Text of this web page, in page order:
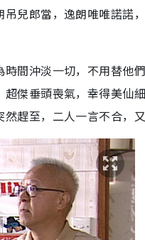
兒郎當，逸朗唯唯諾諾
間沖淡一切，不用替他
傑垂頭喪氣，幸得美仙
趕至，二人一言不合，又